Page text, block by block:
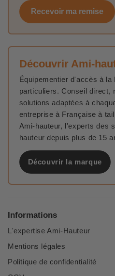
Recevoir ma remise
Découvrir Ami-
Équipementier d'accès à
particuliers. Conseil direct,
solutions adaptées à
entreprise à Française à
Ami-hauteur, l'experts des
hauteur depuis plus de 15
Découvrir la marque
Informations
L'expertise Ami-Hauteur
Mentions légales
Politique de confidentialité